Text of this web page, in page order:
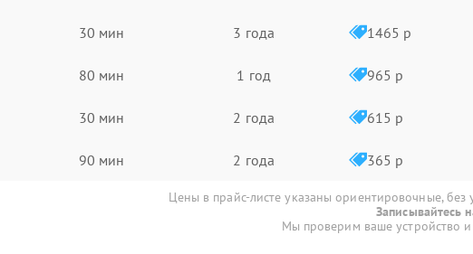
30 мин 3 года 1465 р
80 мин 1 год 965 р
30 мин 2 года 615 р
90 мин 2 года 365 р
Цены в прайс-листе указаны ориентировочные, без
Записывайтесь
Мы проверим ваше устройство